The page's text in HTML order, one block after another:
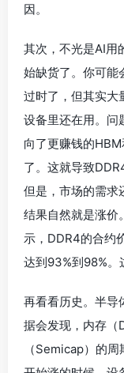
因。
其次，不光是AI用
始缺货了。你可能
过时了，但其实大
设备里还在用。问
向了更赚钱的
了。这就导致
但是，市场的需求
结果自然就是涨价
示，DDR4的合约
达到93%到98%。
再看看历史。半导
据会发现，内存（
（Semicap）的